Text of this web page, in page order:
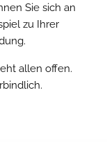
Sie sich an
zu Ihrer
allen offen.